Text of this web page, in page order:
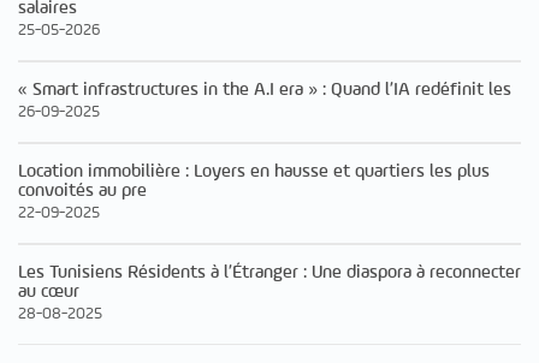
salaires
25-05-2026
« Smart infrastructures in the A.I era » : Quand l’IA redéfinit les
26-09-2025
Location immobilière : Loyers en hausse et quartiers les plus
convoités au pre
22-09-2025
Les Tunisiens Résidents à l’Étranger : Une diaspora à reconnecter
au cœur
28-08-2025